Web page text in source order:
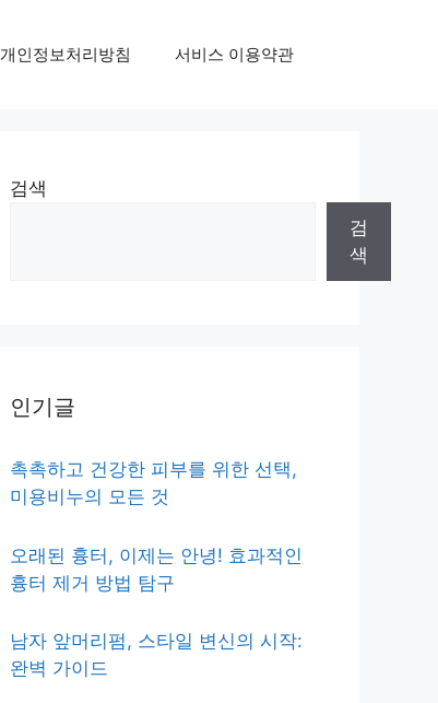
개인정보처리방침 서비스 이용약관
검색
검
색
인기글
촉촉하고 건강한 피부를 위한 선택,
미용비누의 모든 것
오래된 흉터, 이제는 안녕! 효과적인
흉터 제거 방법 탐구
남자 앞머리펌, 스타일 변신의 시작:
완벽 가이드